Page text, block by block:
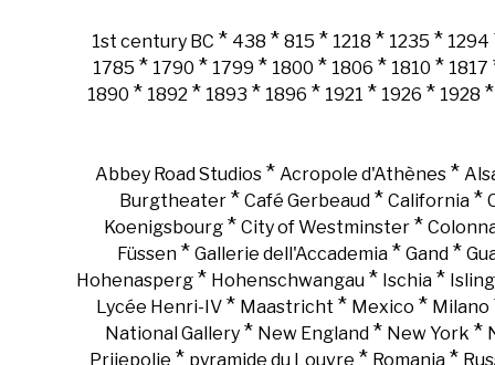
1st century BC * 438 * 815 * 1218 * 1235 * 1294
1785 * 1790 * 1799 * 1800 * 1806 * 1810 * 1817
1890 * 1892 * 1893 * 1896 * 1921 * 1926 * 1928
Abbey Road Studios* Acropole d'Athènes*
Burgtheater* Café Gerbeaud* California*
Koenigsbourg * City of Westminster *
Füssen * Gallerie dell'Accademia * Gand *
Hohenasperg* Hohenschwangau* Ischia*
Lycée Henri-IV * Maastricht * Mexico * Milano
National Gallery* New England* New York *
Prijepolje * pyramide du Louvre * Romania *